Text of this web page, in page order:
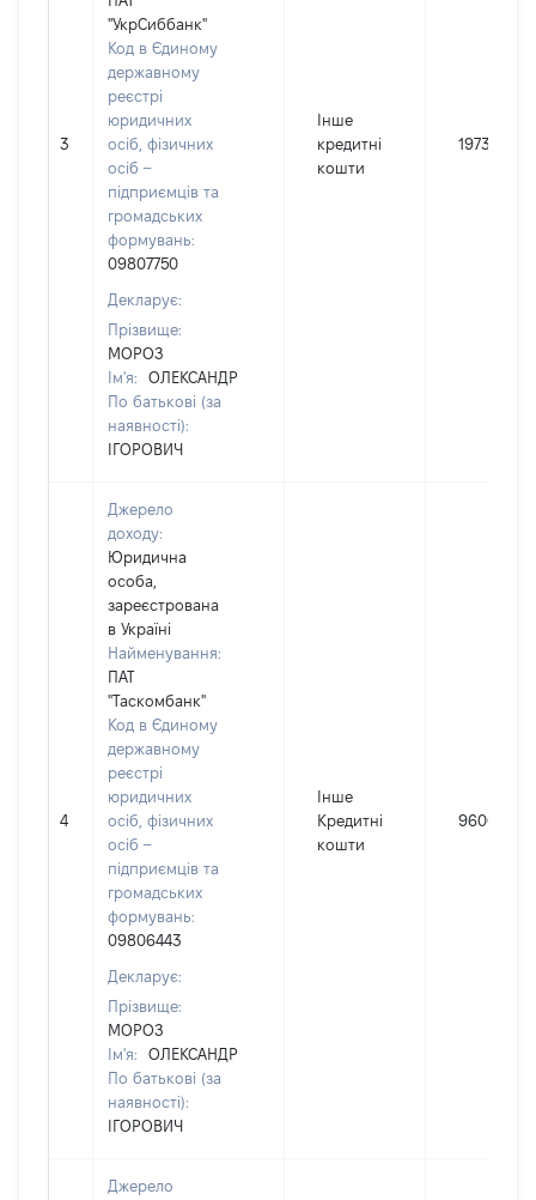
3
"УкрСиббанк"
Код в Єдиному
державному
реєстрі
юридичних
осіб, фізичних
осіб –
підприємців та
громадських
формувань:
09807750
Декларує:
Прізвище:
МОРОЗ
Ім'я:
ОЛЕКСАНДР
По батькові (за
наявності):
ІГОРОВИЧ
Інше
кредитні
кошти
19739
4
Джерело
доходу:
Юридична
особа,
зареєстрована
в Україні
Найменування:
ПАТ
"Таскомбанк"
Код в Єдиному
державному
реєстрі
юридичних
осіб, фізичних
осіб –
підприємців та
громадських
формувань:
09806443
Декларує:
Прізвище:
МОРОЗ
Ім'я:
ОЛЕКСАНДР
По батькові (за
наявності):
ІГОРОВИЧ
Інше
Кредитні
кошти
9600
Джерело